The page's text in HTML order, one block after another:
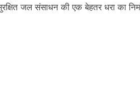
जल संसाधन की एक बेहतर धरा का